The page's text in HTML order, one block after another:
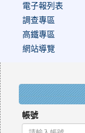
電子報列表
調查專區
高鐵專區
網站導覽
帳號